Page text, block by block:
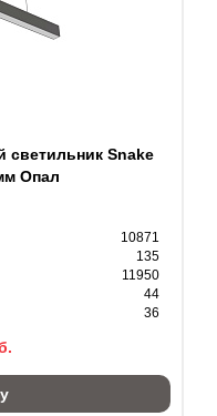
Snake
Опал
10871
135
11950
44
36